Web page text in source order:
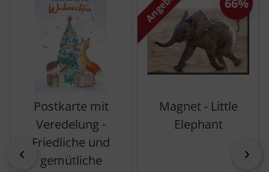
Postkarte mit
Veredelung -
Friedliche und
gemütliche
Magnet - Little
Elephant